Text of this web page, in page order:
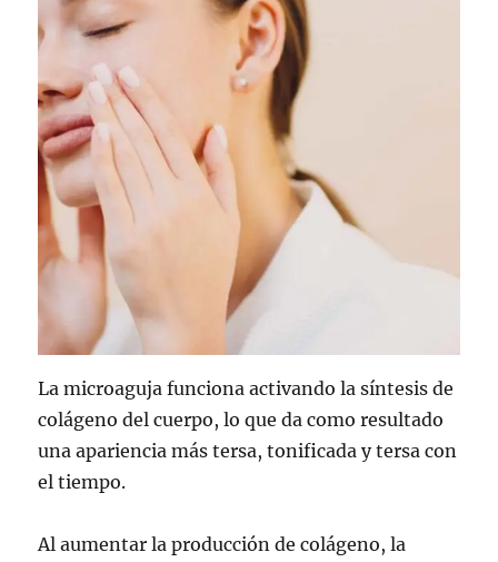
La microaguja funciona activando la síntesis de
colágeno del cuerpo, lo que da como resultado
una apariencia más tersa, tonificada y tersa con
el tiempo.
Al aumentar la producción de colágeno, la